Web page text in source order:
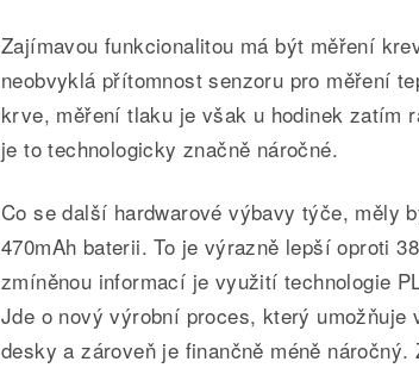
Zajímavou funkcionalitou má být měření
neobvyklá přítomnost senzoru pro měření
krve, měření tlaku je však u hodinek zatím
je to technologicky značně náročné.
Co se další hardwarové výbavy týče, měly
470mAh baterii. To je výrazně lepší oproti
zmíněnou informací je využití technologie
Jde o nový výrobní proces, který
desky a zároveň je finančně méně náročný.